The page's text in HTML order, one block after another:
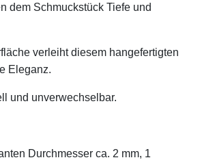
dem Schmuckstück Tiefe und
verleiht diesem hangefertigten
Eleganz.
und unverwechselbar.
Durchmesser ca. 2 mm, 1